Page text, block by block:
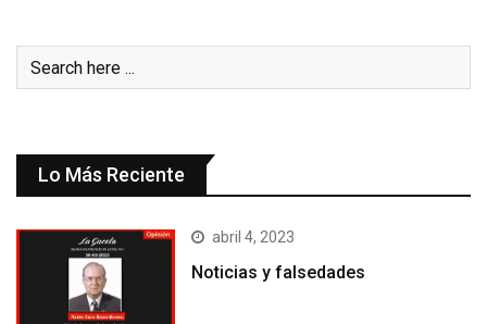
Lo Más Reciente
abril 4, 2023
Noticias y falsedades